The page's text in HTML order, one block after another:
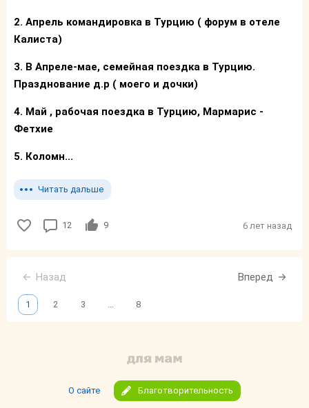
2. Апрель командировка в Турцию ( форум в отеле
Калиста)
3. В Апреле-мае, семейная поездка в Турцию.
Празднование д.р ( моего и дочки)
4. Май , рабочая поездка в Турцию, Мармарис -
Фетхие
5. Коломн...
Читать дальше
12 9 6 лет назад
Назад Вперед
1 2 3 8
О сайте Благотворительность